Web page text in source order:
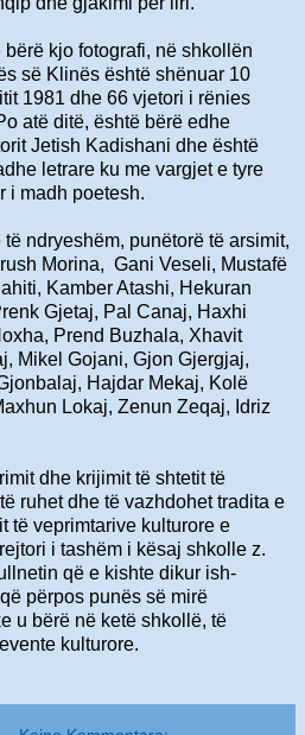
kjo fotografi, në shkollën
së Klinës është shënuar 10
1981 dhe 66 vjetori i rënies
atë ditë, është bërë edhe
Jetish Kadishani dhe është
letrare ku me vargjet e tyre
i madh poetesh.
ndryeshëm, punëtorë të arsimit,
Morina, Gani Veseli, Mustafë
Kamber Atashi, Hekuran
Gjetaj, Pal Canaj, Haxhi
Prend Buzhala, Xhavit
Mikel Gojani, Gjon Gjergjaj,
Hajdar Mekaj, Kolë
Lokaj, Zenun Zeqaj, Idriz
dhe krijimit të shtetit të
ruhet dhe të vazhdohet tradita e
të veprimtarive kulturore e
i tashëm i kësaj shkolle z.
që e kishte dikur ish-
përpos punës së mirë
u bërë në ketë shkollë, të
kulturore.